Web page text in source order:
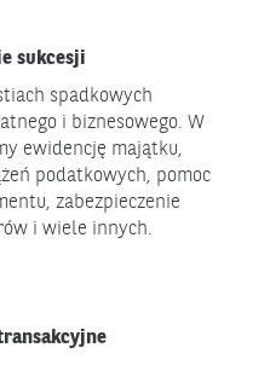
sukcesji
spadkowych
i biznesowego. W
ewidencję majątku,
podatkowych, pomoc
zabezpieczenie
i wiele innych.